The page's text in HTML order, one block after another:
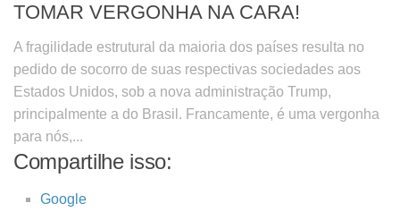
TOMAR VERGONHA NA CARA!
A fragilidade estrutural da maioria dos países resulta no
pedido de socorro de suas respectivas sociedades aos
Estados Unidos, sob a nova administração Trump,
principalmente a do Brasil. Francamente, é uma vergonha
para nós,...
Compartilhe isso:
Google